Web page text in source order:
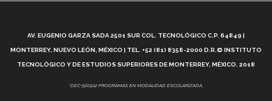
¿Cómo es el Modelo Educativo Tec? (video)
Vida Tec: Feminismo e Inteligencia Artificial, Paola
AV. EUGENIO GARZA SADA 2501 SUR COL. TECNOLÓGICO C.P. 64849 |
MONTERREY, NUEVO LEÓN, MÉXICO | TEL. +52 (81) 8358-2000 D.R.© INSTITUTO
TECNOLÓGICO Y DE ESTUDIOS SUPERIORES DE MONTERREY, MÉXICO. 2018
*DEC-520912 PROGRAMAS EN MODALIDAD ESCOLARIZADA.